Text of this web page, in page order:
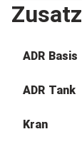
ADR Basis
ADR Tank
Kran